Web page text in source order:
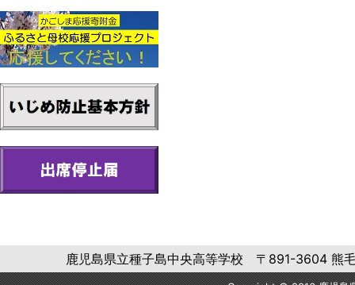
鹿児島県立種子島中央高等学校 〒891-3604